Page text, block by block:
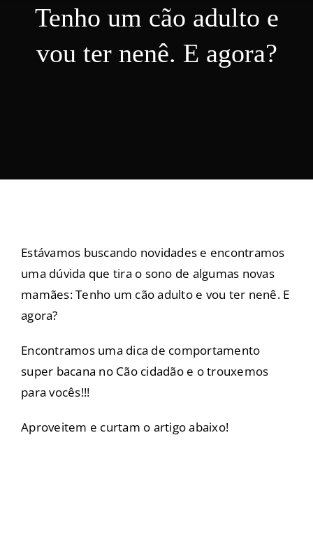
Onde Comprar
Tenho um cão adulto e
vou ter nenê. E agora?
Estávamos buscando novidades e encontramos
uma dúvida que tira o sono de algumas novas
mamães: Tenho um cão adulto e vou ter nenê. E
agora?
Encontramos uma dica de comportamento
super bacana no Cão cidadão e o trouxemos
para vocês!!!
Aproveitem e curtam o artigo abaixo!